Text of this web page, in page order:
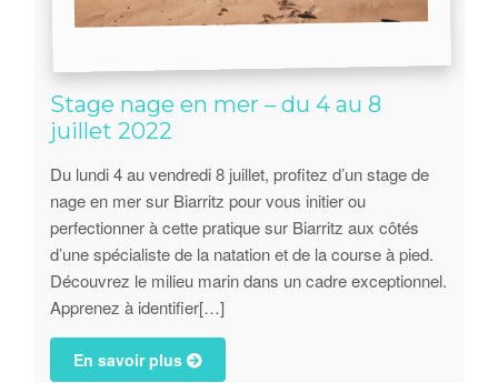
Stage nage en mer – du 4 au 8
juillet 2022
Du lundi 4 au vendredi 8 juillet, profitez d’un stage de
nage en mer sur Biarritz pour vous initier ou
perfectionner à cette pratique sur Biarritz aux côtés
d’une spécialiste de la natation et de la course à pied.
Découvrez le milieu marin dans un cadre exceptionnel.
Apprenez à identifier[…]
En savoir plus